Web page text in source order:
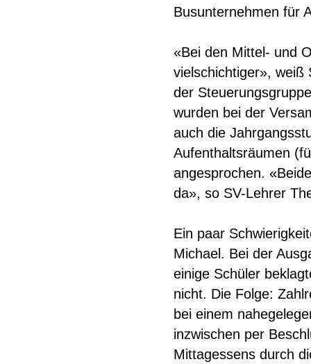
Busunternehmen für
«Bei den Mittel- und
vielschichtiger», weiß
der
wurden bei der
auch die
Aufenthaltsräumen
angesprochen.
da», so SV-Lehrer
Ein paar
Michael. Bei der
einige Schüler
nicht. Die Folge:
bei einem
inzwischen per
Mittagessens durch